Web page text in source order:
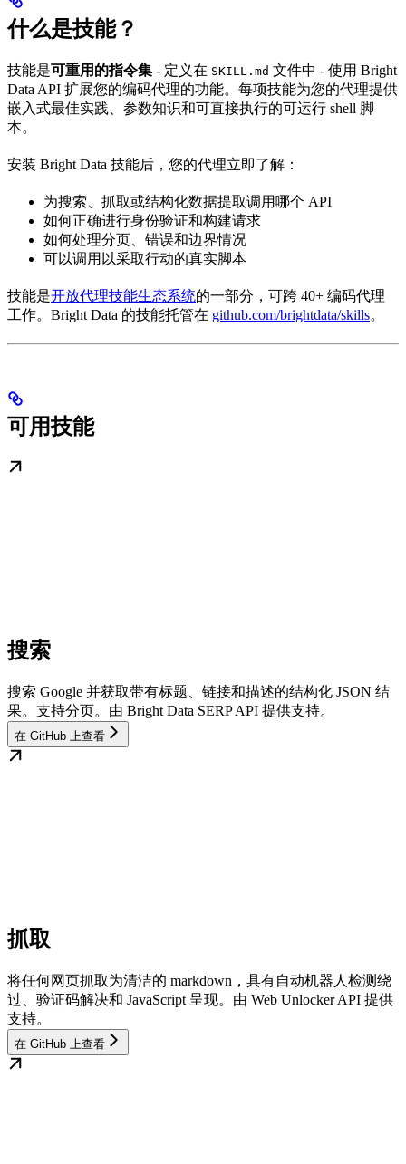
什么是技能？
技能是可重用的指令集 - 定义在 SKILL.md 文件中 - 使用 Bright
Data API 扩展您的编码代理的功能。每项技能为您的代理提供
嵌入式最佳实践、参数知识和可直接执行的可运行 shell 脚
本。
安装 Bright Data 技能后，您的代理立即了解：
为搜索、抓取或结构化数据提取调用哪个 API
如何正确进行身份验证和构建请求
如何处理分页、错误和边界情况
可以调用以采取行动的真实脚本
技能是开放代理技能生态系统的一部分，可跨 40+ 编码代理
工作。Bright Data 的技能托管在 github.com/brightdata/skills。
可用技能
搜索
搜索 Google 并获取带有标题、链接和描述的结构化 JSON 结
果。支持分页。由 Bright Data SERP API 提供支持。
在 GitHub 上查看
抓取
将任何网页抓取为清洁的 markdown，具有自动机器人检测绕
过、验证码解决和 JavaScript 呈现。由 Web Unlocker API 提供
支持。
在 GitHub 上查看